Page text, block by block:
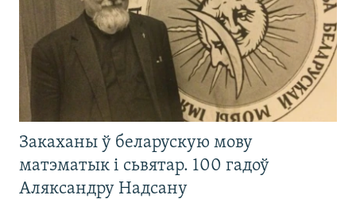
Закаханы ў беларускую мову
матэматык і сьвятар. 100 гадоў
Аляксандру Надсану